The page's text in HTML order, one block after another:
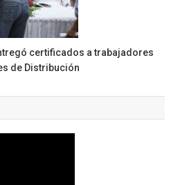
certificados a trabajadores
de Distribución